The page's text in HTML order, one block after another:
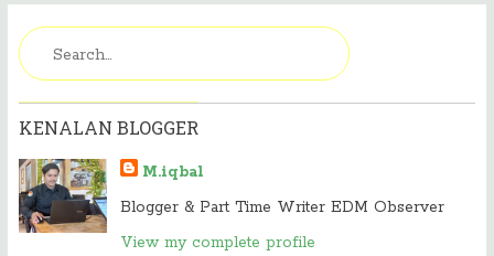
KENALAN BLOGGER
M.iqbal
Blogger & Part Time Writer EDM Observer
View my complete profile